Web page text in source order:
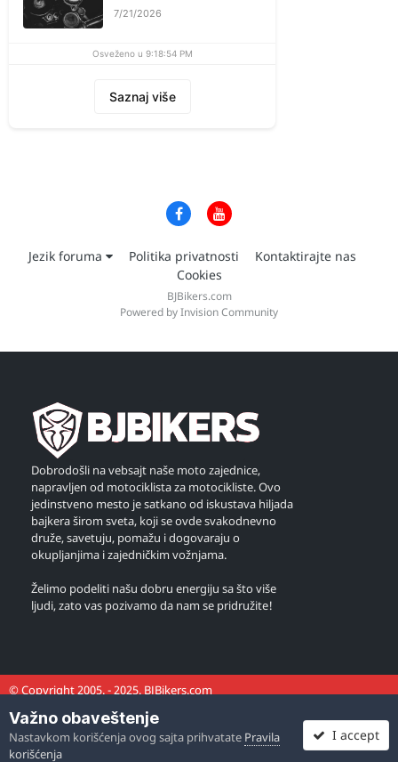
7/21/2026
Osveženo u 9:18:54 PM
Saznaj više
Jezik foruma Politika privatnosti
Kontaktirajte nas
Cookies
BJBikers.com
Powered by Invision Community
Dobrodošli na vebsajt naše moto zajednice,
napravljen od motociklista za motocikliste. Ovo
jedinstveno mesto je satkano od iskustava hiljada
bajkera širom sveta, koji se ovde svakodnevno
druže, savetuju, pomažu i dogovaraju o
okupljanjima i zajedničkim vožnjama.
Želimo podeliti našu dobru energiju sa što više
ljudi, zato vas pozivamo da nam se pridružite!
© Copyright 2005. - 2025. BJBikers.com
Važno obaveštenje
Nastavkom korišćenja ovog sajta prihvatate Pravila
korišćenja
I accept